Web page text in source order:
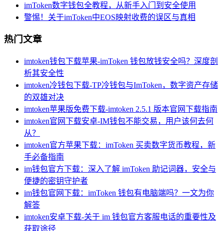
imToken数字钱包全教程，从新手入门到安全使用
警惕！关于imToken中EOS映射收费的误区与真相
热门文章
imtoken钱包下载苹果-imToken 钱包放钱安全吗？深度剖
析其安全性
imtoken冷钱包下载-TP冷钱包与ImToken，数字资产存储
的双雄对决
imtoken苹果版免费下载-imtoken 2.5.1 版本官网下载指南
imtoken官网下载安卓-IM钱包不能交易，用户该何去何
从？
imtoken官方苹果下载：imToken 买卖数字货币教程，新
手必备指南
im钱包官方下载：深入了解 imToken 助记词器，安全与
便捷的密钥守护者
im钱包官网下载：imToken 钱包有电脑端吗？一文为你
解答
imtoken安卓下载-关于 im 钱包官方客服电话的重要性及
获取途径